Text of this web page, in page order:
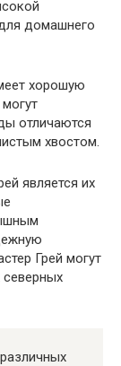
домашнего
хорошую
отличаются
хвостом.
является их
Грей могут
северных